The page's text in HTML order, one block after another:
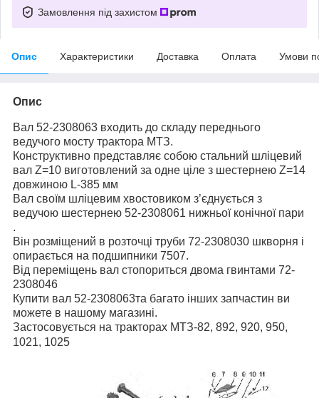
Замовлення під захистом
Опис Характеристики Доставка Оплата Умови
Опис
Вал 52-2308063 входить до складу переднього
ведучого мосту трактора МТЗ.
Конструктивно представляє собою стальний шліцевий
вал Z=10 виготовлений за одне ціле з шестернею Z=14
довжиною L-385 мм
Вал своїм шліцевим хвостовиком з’єднується з
ведучою шестернею 52-2308061 нижньої конічної пари
.
Він розміщений в розточці труби 72-2308030 шкворня і
опирається на подшипники 7507.
Від переміщень вал стопориться двома гвинтами 72-
2308046
Купити вал 52-2308063та багато інших запчастин ви
можете в нашому магазині.
Застосовується на тракторах МТЗ-82, 892, 920, 950,
1021, 1025